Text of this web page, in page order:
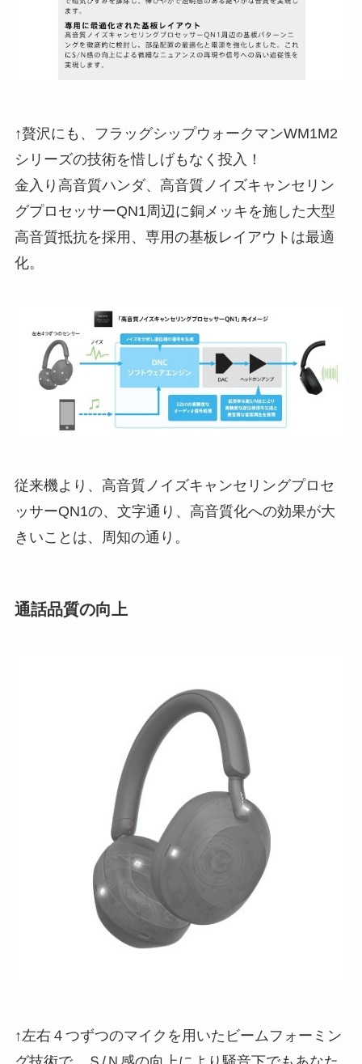
↑贅沢にも、フラッグシップウォークマンWM1M2
シリーズの技術を惜しげもなく投入！
金入り高音質ハンダ、高音質ノイズキャンセリン
グプロセッサーQN1周辺に銅メッキを施した大型
高音質抵抗を採用、専用の基板レイアウトは最適
化。
従来機より、高音質ノイズキャンセリングプロセ
ッサーQN1の、文字通り、高音質化への効果が大
きいことは、周知の通り。
通話品質の向上
↑左右４つずつのマイクを用いたビームフォーミン